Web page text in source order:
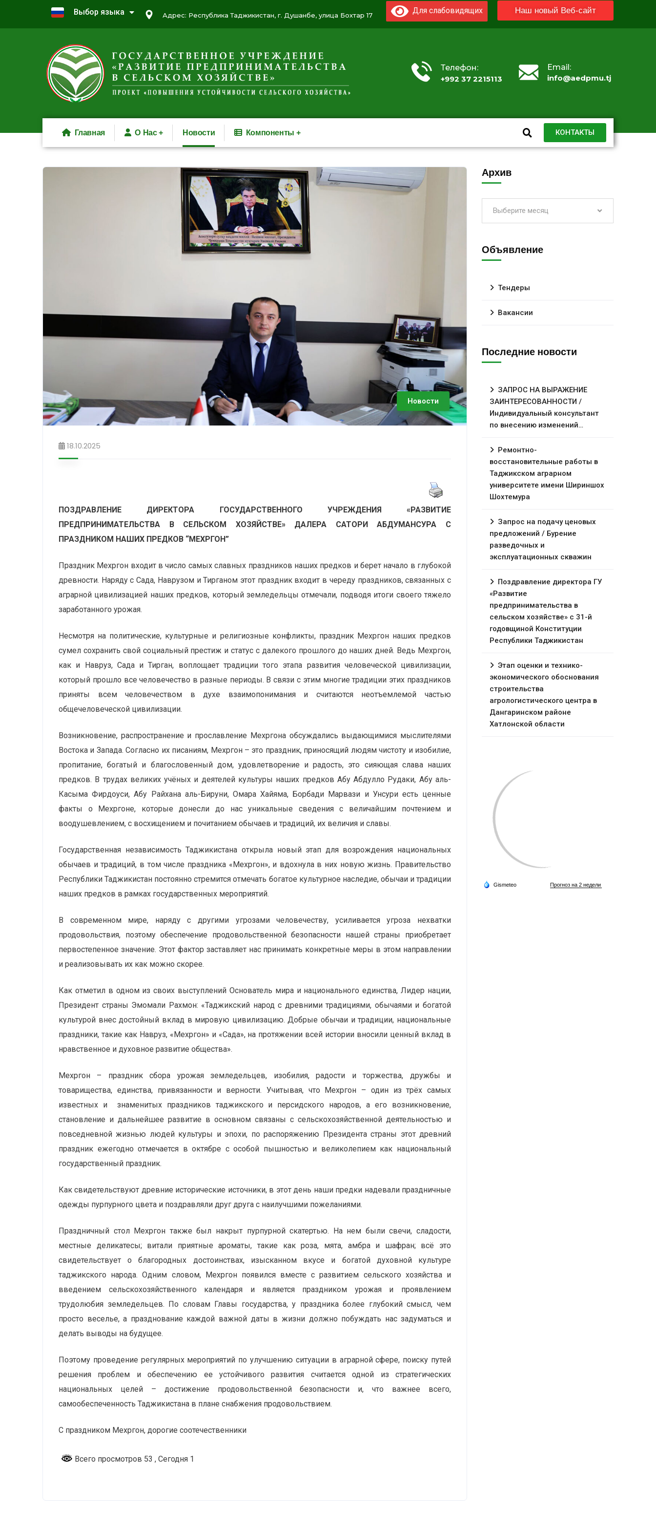
Выбор языка Адрес: Республика Таджикистан, г. Душанбе, улица Бохтар 17
Для слабовидящих Наш новый Веб-сайт
Телефон:
+992 37 2215113
Email:
info@aedpmu.tj
Главная О Нас Новости Компоненты КОНТАКТЫ
Новости
18.10.2025
ПОЗДРАВЛЕНИЕ ДИРЕКТОРА ГОСУДАРСТВЕННОГО УЧРЕЖДЕНИЯ «РАЗВИТИЕ
ПРЕДПРИНИМАТЕЛЬСТВА В СЕЛЬСКОМ ХОЗЯЙСТВЕ» ДАЛЕРА САТОРИ АБДУМАНСУРА С
ПРАЗДНИКОМ НАШИХ ПРЕДКОВ “МЕХРГОН”
Праздник Мехргон входит в число самых славных праздников наших предков и берет начало в глубокой
древности. Наряду с Сада, Наврузом и Тирганом этот праздник входит в череду праздников, связанных с
аграрной цивилизацией наших предков, который земледельцы отмечали, подводя итоги своего тяжело
заработанного урожая.
Несмотря на политические, культурные и религиозные конфликты, праздник Мехргон наших предков
сумел сохранить свой социальный престиж и статус с далекого прошлого до наших дней. Ведь Мехргон,
как и Навруз, Сада и Тирган, воплощает традиции того этапа развития человеческой цивилизации,
который прошло все человечество в разные периоды. В связи с этим многие традиции этих праздников
приняты всем человечеством в духе взаимопонимания и считаются неотъемлемой частью
общечеловеческой цивилизации.
Возникновение, распространение и прославление Мехргона обсуждались выдающимися мыслителями
Востока и Запада. Согласно их писаниям, Мехргон – это праздник, приносящий людям чистоту и изобилие,
пропитание, богатый и благословенный дом, удовлетворение и радость, это сияющая слава наших
предков. В трудах великих учёных и деятелей культуры наших предков Абу Абдулло Рудаки, Абу аль-
Касыма Фирдоуси, Абу Райхана аль-Бируни, Омара Хайяма, Борбади Марвази и Унсури есть ценные
факты о Мехргоне, которые донесли до нас уникальные сведения с величайшим почтением и
воодушевлением, с восхищением и почитанием обычаев и традиций, их величия и славы.
Государственная независимость Таджикистана открыла новый этап для возрождения национальных
обычаев и традиций, в том числе праздника «Мехргон», и вдохнула в них новую жизнь. Правительство
Республики Таджикистан постоянно стремится отмечать богатое культурное наследие, обычаи и традиции
наших предков в рамках государственных мероприятий.
В современном мире, наряду с другими угрозами человечеству, усиливается угроза нехватки
продовольствия, поэтому обеспечение продовольственной безопасности нашей страны приобретает
первостепенное значение. Этот фактор заставляет нас принимать конкретные меры в этом направлении
и реализовывать их как можно скорее.
Как отметил в одном из своих выступлений Основатель мира и национального единства, Лидер нации,
Президент страны Эмомали Рахмон: «Таджикский народ с древними традициями, обычаями и богатой
культурой внес достойный вклад в мировую цивилизацию. Добрые обычаи и традиции, национальные
праздники, такие как Навруз, «Мехргон» и «Сада», на протяжении всей истории вносили ценный вклад в
нравственное и духовное развитие общества».
Мехргон – праздник сбора урожая земледельцев, изобилия, радости и торжества, дружбы и
товарищества, единства, привязанности и верности. Учитывая, что Мехргон – один из трёх самых
известных и знаменитых праздников таджикского и персидского народов, а его возникновение,
становление и дальнейшее развитие в основном связаны с сельскохозяйственной деятельностью и
повседневной жизнью людей культуры и эпохи, по распоряжению Президента страны этот древний
праздник ежегодно отмечается в октябре с особой пышностью и великолепием как национальный
государственный праздник.
Как свидетельствуют древние исторические источники, в этот день наши предки надевали праздничные
одежды пурпурного цвета и поздравляли друг друга с наилучшими пожеланиями.
Праздничный стол Мехргон также был накрыт пурпурной скатертью. На нем были свечи, сладости,
местные деликатесы; витали приятные ароматы, такие как роза, мята, амбра и шафран; всё это
свидетельствует о благородных достоинствах, изысканном вкусе и богатой духовной культуре
таджикского народа. Одним словом, Мехргон появился вместе с развитием сельского хозяйства и
введением сельскохозяйственного календаря и является праздником урожая и проявлением
трудолюбия земледельцев. По словам Главы государства, у праздника более глубокий смысл, чем
просто веселье, а празднование каждой важной даты в жизни должно побуждать нас задуматься и
делать выводы на будущее.
Поэтому проведение регулярных мероприятий по улучшению ситуации в аграрной сфере, поиску путей
решения проблем и обеспечению ее устойчивого развития считается одной из стратегических
национальных целей – достижение продовольственной безопасности и, что важнее всего,
самообеспеченность Таджикистана в плане снабжения продовольствием.
С праздником Мехргон, дорогие соотечественники
Всего просмотров 53 , Сегодня 1
Архив
Выберите месяц
Объявление
Тендеры
Вакансии
Последние новости
ЗАПРОС НА ВЫРАЖЕНИЕ
ЗАИНТЕРЕСОВАННОСТИ /
Индивидуальный консультант
по внесению изменений…
Ремонтно-
восстановительные работы в
Таджикском аграрном
университете имени Шириншох
Шохтемура
Запрос на подачу ценовых
предложений / Бурение
разведочных и
эксплуатационных скважин
Поздравление директора ГУ
«Развитие
предпринимательства в
сельском хозяйстве» с 31-й
годовщиной Конституции
Республики Таджикистан
Этап оценки и технико-
экономического обоснования
строительства
агрологистического центра в
Дангаринском районе
Хатлонской области